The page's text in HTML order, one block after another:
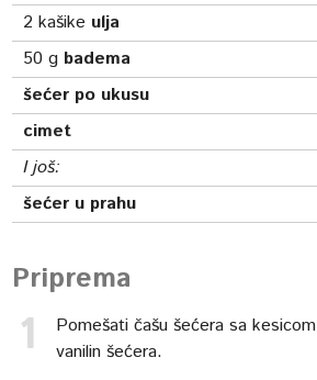
2 kašike ulja
50 g badema
šećer po ukusu
cimet
I još:
šećer u prahu
Priprema
Pomešati čašu šećera sa kesicom
vanilin šećera.